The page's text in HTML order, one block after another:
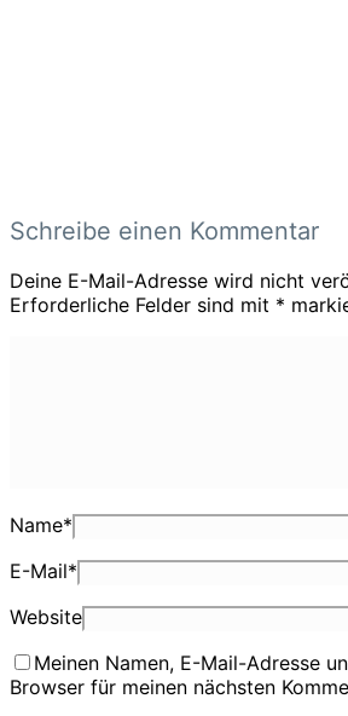
Schreibe einen Kommentar
Deine E-Mail-Adresse wird nicht
Erforderliche Felder sind mit *
Name*
E-Mail*
Website
Meinen Namen, E-Mail-Adresse
Browser für meinen nächsten